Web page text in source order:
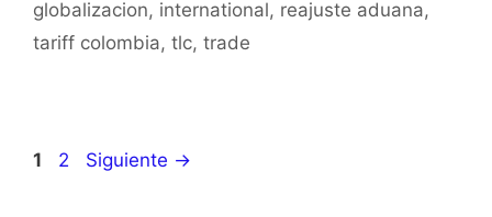
globalizacion, international, reajuste aduana,
tariff colombia, tlc, trade
1 2 Siguiente →